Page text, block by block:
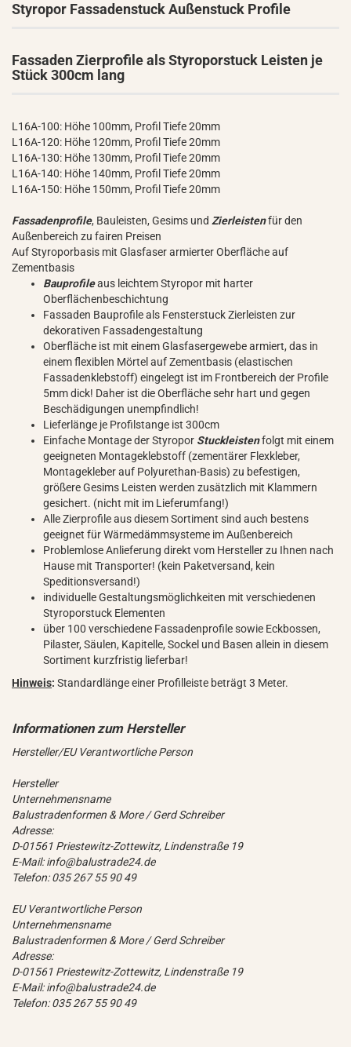
Styropor Fassadenstuck Außenstuck Profile
Fassaden Zierprofile als Styroporstuck Leisten je
Stück 300cm lang
L16A-100: Höhe 100mm, Profil Tiefe 20mm
L16A-120: Höhe 120mm, Profil Tiefe 20mm
L16A-130: Höhe 130mm, Profil Tiefe 20mm
L16A-140: Höhe 140mm, Profil Tiefe 20mm
L16A-150: Höhe 150mm, Profil Tiefe 20mm
Fassadenprofile, Bauleisten, Gesims und Zierleistenfür den
Außenbereich zu fairen Preisen
Auf Styroporbasis mit Glasfaser armierter Oberfläche auf
Zementbasis
Bauprofileaus leichtem Styropor mit harter
Oberflächenbeschichtung
Fassaden Bauprofile als Fensterstuck Zierleisten zur
dekorativen Fassadengestaltung
Oberfläche ist mit einem Glasfasergewebe armiert, das in
einem flexiblen Mörtel auf Zementbasis (elastischen
Fassadenklebstoff) eingelegt ist im Frontbereich der Profile
5mm dick! Daher ist die Oberfläche sehr hart und gegen
Beschädigungen unempfindlich!
Lieferlänge je Profilstange ist 300cm
Einfache Montage der Styropor Stuckleistenfolgt mit einem
geeigneten Montageklebstoff (zementärer Flexkleber,
Montagekleber auf Polyurethan-Basis) zu befestigen,
größere Gesims Leisten werden zusätzlich mit Klammern
gesichert. (nicht mit im Lieferumfang!)
Alle Zierprofile aus diesem Sortiment sind auch bestens
geeignet für Wärmedämmsysteme im Außenbereich
Problemlose Anlieferung direkt vom Hersteller zu Ihnen nach
Hause mit Transporter! (kein Paketversand, kein
Speditionsversand!)
individuelle Gestaltungsmöglichkeiten mit verschiedenen
Styroporstuck Elementen
über 100 verschiedene Fassadenprofile sowie Eckbossen,
Pilaster, Säulen, Kapitelle, Sockel und Basen allein in diesem
Sortiment kurzfristig lieferbar!
Hinweis: Standardlänge einer Profilleiste beträgt 3 Meter.
Hersteller/EU Verantwortliche Person
Hersteller
Unternehmensname
Balustradenformen & More / Gerd Schreiber
Adresse:
D-01561 Priestewitz-Zottewitz, Lindenstraße 19
E-Mail: info@balustrade24.de
Telefon: 035 267 55 90 49
EU Verantwortliche Person
Unternehmensname
Balustradenformen & More / Gerd Schreiber
Adresse:
D-01561 Priestewitz-Zottewitz, Lindenstraße 19
E-Mail: info@balustrade24.de
Telefon: 035 267 55 90 49